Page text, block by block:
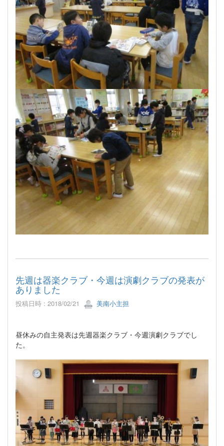
先週は器楽クラブ・今週は演劇クラブの発表が
ありました
投稿日時 : 2018/02/21 美南小主担
昼休みの自主発表は先週器楽クラブ・今週演劇クラブでし
た。